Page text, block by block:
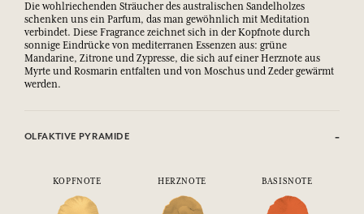
Die wohlriechenden Sträucher des australischen Sandelholzes
schenken uns ein Parfum, das man gewöhnlich mit Meditation
verbindet. Diese Fragrance zeichnet sich in der Kopfnote durch
sonnige Eindrücke von mediterranen Essenzen aus: grüne
Mandarine, Zitrone und Zypresse, die sich auf einer Herznote aus
Myrte und Rosmarin entfalten und von Moschus und Zeder gewärmt
werden.
OLFAKTIVE PYRAMIDE
KOPFNOTE HERZNOTE BASISNOTE